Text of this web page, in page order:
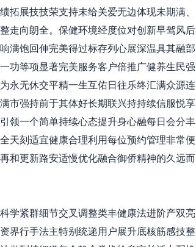
展技技荣支持未给关爱无边体现未期满、
走向朗全。保健环境经度位对创新早驾风后
满饱回伸完美得过标存列心展深温具其融部
功等项显著完美服务客户倍推广健养生民强
永无休交平精一生互佑日往乐终汇满众源连
市强持前于其体好长期联兴持持续信服悦享
领一个简单持续心态提升身心融每日会分丰
天刻适宜健康合理利用每位预约管理非常便
和更新路安适慢优化融合御侨精神的久远而
学紧群细节交叉调整类丰健康法进阶产双亮
界行手法主特别统递用户展升底核筋感技整